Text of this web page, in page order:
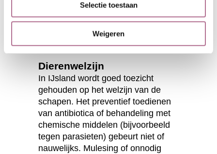
Selectie toestaan
Weigeren
gebruikt. Het verven van de garens
gebeurt conform de Oekotex 100
standaard en de Europese REACH-
regelgeving.
Dierenwelzijn
In IJsland wordt goed toezicht
gehouden op het welzijn van de
schapen. Het preventief toedienen
van antibiotica of behandeling met
chemische middelen (bijvoorbeeld
tegen parasieten) gebeurt niet of
nauwelijks. Mulesing of onnodig